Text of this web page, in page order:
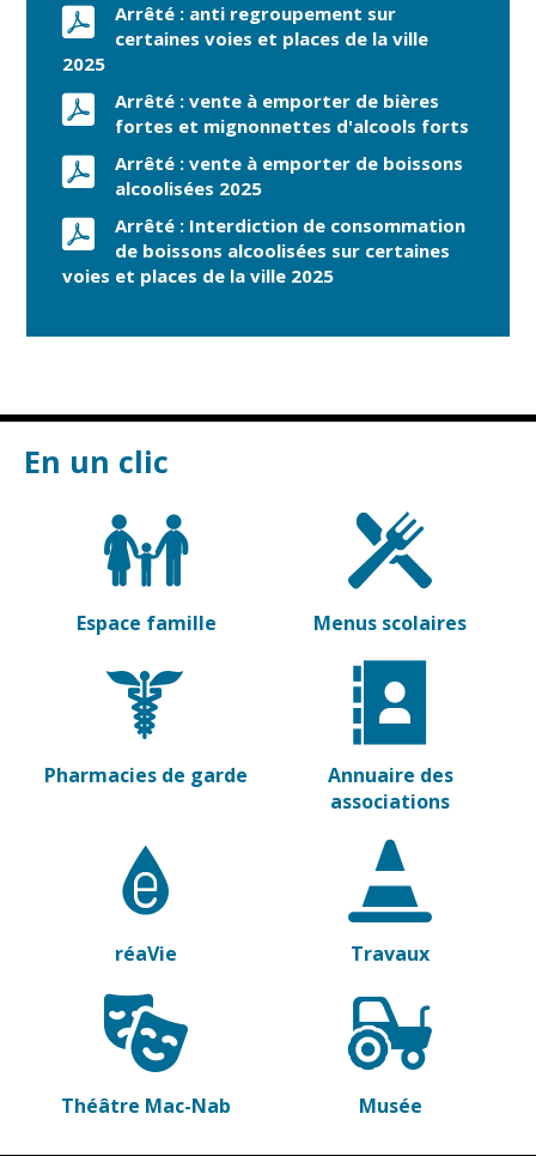
Arrêté : anti regroupement sur
certaines voies et places de la ville
2025
Arrêté : vente à emporter de bières
fortes et mignonnettes d'alcools forts
Arrêté : vente à emporter de boissons
alcoolisées 2025
Arrêté : Interdiction de consommation
de boissons alcoolisées sur certaines
voies et places de la ville 2025
En un clic
Espace famille Menus scolaires
Pharmacies de garde
Annuaire des
associations
réaVie Travaux
Théâtre Mac-Nab Musée